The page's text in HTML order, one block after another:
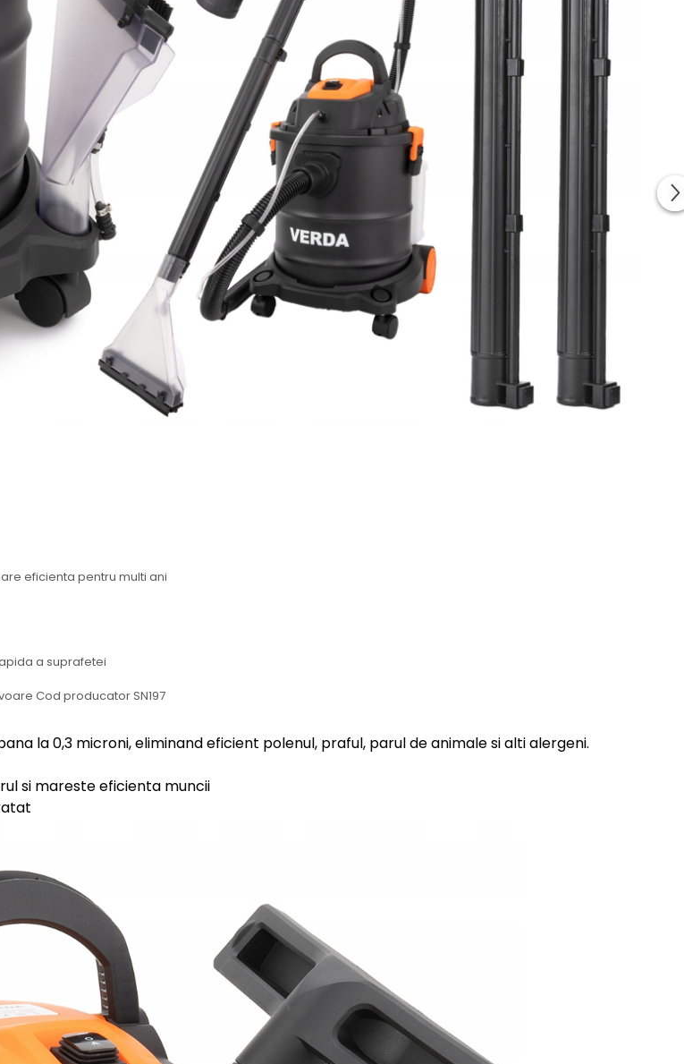
eficienta pentru multi ani
a suprafetei
la 0,3 microni, eliminand eficient polenul, praful, parul de animale si alti alergeni.
si mareste eficienta muncii